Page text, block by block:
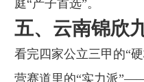
庭“产子首选”。
五、云南锦欣
看完四家公立三甲的“
营赛道里的“实力派